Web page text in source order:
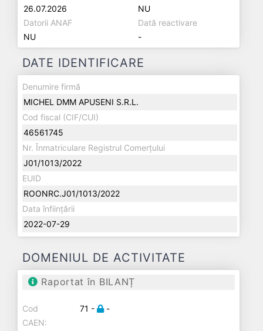
26.07.2026
NU
Datorii ANAF
NU
Dată reactivare
-
DATE IDENTIFICARE
Denumire firmă
MICHEL DMM APUSENI S.R.L.
Cod fiscal (CIF/CUI)
46561745
Nr. Înmatriculare Registrul Comerțului
J01/1013/2022
EUID
ROONRC.J01/1013/2022
Data înființării
2022-07-29
DOMENIUL DE ACTIVITATE
Raportat în BILANȚ
Cod
CAEN:
71 - -